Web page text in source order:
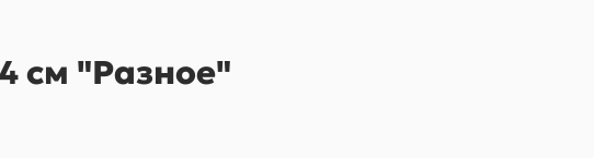
см "Разное"